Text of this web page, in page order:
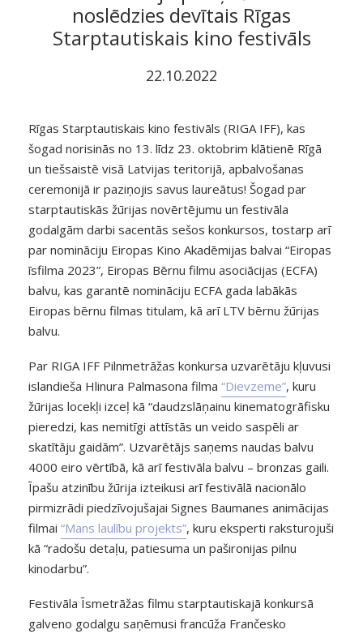
noslēdzies devītais Rīgas
Starptautiskais kino festivāls
22.10.2022
Rīgas Starptautiskais kino festivāls (RIGA IFF), kas
šogad norisinās no 13. līdz 23. oktobrim klātienē Rīgā
un tiešsaistē visā Latvijas teritorijā, apbalvošanas
ceremonijā ir paziņojis savus laureātus! Šogad par
starptautiskās žūrijas novērtējumu un festivāla
godalgām darbi sacentās sešos konkursos, tostarp arī
par nomināciju Eiropas Kino Akadēmijas balvai “Eiropas
īsfilma 2023”, Eiropas Bērnu filmu asociācijas (ECFA)
balvu, kas garantē nomināciju ECFA gada labākās
Eiropas bērnu filmas titulam, kā arī LTV bērnu žūrijas
balvu.
Par RIGA IFF Pilnmetrāžas konkursa uzvarētāju kļuvusi
islandieša Hlinura Palmasona filma “Dievzeme”, kuru
žūrijas locekļi izceļ kā “daudzslāņainu kinematogrāfisku
pieredzi, kas nemitīgi attīstās un veido saspēli ar
skatītāju gaidām”. Uzvarētājs saņems naudas balvu
4000 eiro vērtībā, kā arī festivāla balvu – bronzas gaili.
Īpašu atzinību žūrija izteikusi arī festivālā nacionālo
pirmizrādi piedzīvojušajai Signes Baumanes animācijas
filmai “Mans laulību projekts”, kuru eksperti raksturojuši
kā “radošu detaļu, patiesuma un pašironijas pilnu
kinodarbu”.
Festivāla Īsmetrāžas filmu starptautiskajā konkursā
galveno godalgu saņēmusi francūža Frančesko